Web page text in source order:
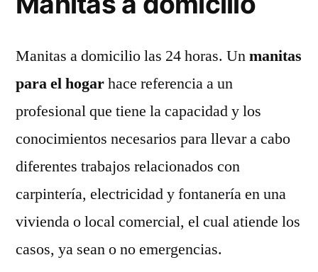
Manitas a domicilio las 24 horas. Unmanitas
para el hogarhace referencia a un
profesional que tiene la capacidad y los
conocimientos necesarios para llevar a cabo
diferentes trabajos relacionados con
carpintería, electricidad y fontanería en una
vivienda o local comercial, el cual atiende los
casos, ya sean o no emergencias.